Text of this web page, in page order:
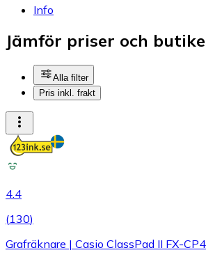
Info
Jämför priser och
Alla filter
Pris inkl. frakt
4.4
(130)
Grafräknare | Casio ClassPad II FX-